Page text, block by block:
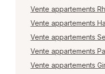
Vente appartements
Vente appartements
Vente appartements
Vente appartements
Vente appartements